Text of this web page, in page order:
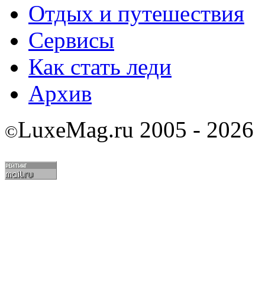
Отдых и путешествия
Сервисы
Как стать леди
Архив
©LuxeMag.ru 2005 - 2026